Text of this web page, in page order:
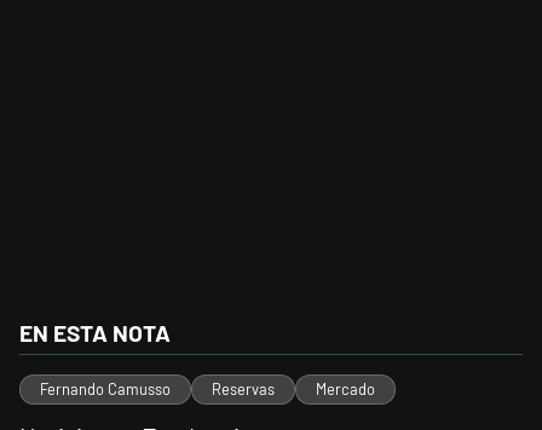
EN ESTA NOTA
Fernando Camusso Reservas Mercado